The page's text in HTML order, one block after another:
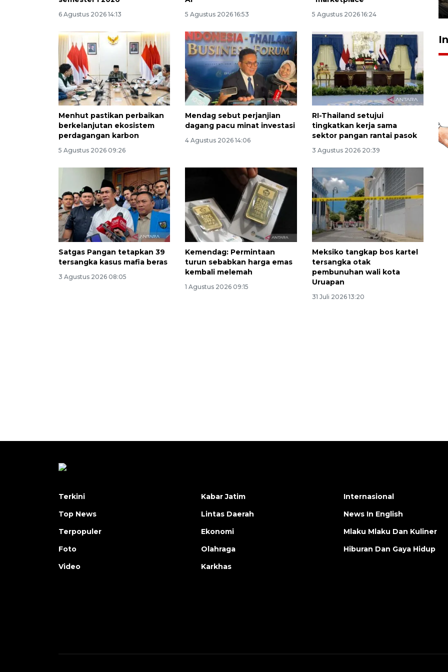
6 Agustus 2026 14:13 5 Agustus 2026 16:53 5 Agustus 2026 16:24
Menhut pastikan perbaikan
berkelanjutan ekosistem
perdagangan karbon
5 Agustus 2026 09:26
Mendag sebut perjanjian
dagang pacu minat investasi
4 Agustus 2026 14:06
RI-Thailand setujui
tingkatkan kerja sama
sektor pangan rantai pasok
3 Agustus 2026 20:39
Satgas Pangan tetapkan 39
tersangka kasus mafia beras
3 Agustus 2026 08:05
Kemendag: Permintaan
turun sebabkan harga emas
kembali melemah
1 Agustus 2026 09:15
Meksiko tangkap bos kartel
tersangka otak
pembunuhan wali kota
Uruapan
31 Juli 2026 13:20
Terkini
Top News
Terpopuler
Foto
Video
Kabar Jatim
Lintas Daerah
Ekonomi
Olahraga
Karkhas
Internasional
News In English
Mlaku Mlaku Dan Kuliner
Hiburan Dan Gaya Hidup